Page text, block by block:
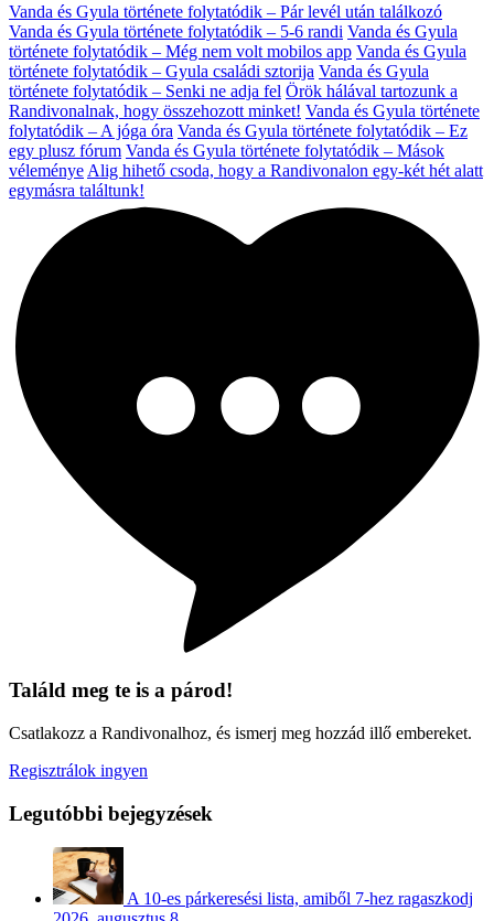
Vanda és Gyula története folytatódik – Pár levél után találkozó
Vanda és Gyula története folytatódik – 5-6 randi Vanda és Gyula
története folytatódik – Még nem volt mobilos app Vanda és Gyula
története folytatódik – Gyula családi sztorija Vanda és Gyula
története folytatódik – Senki ne adja fel Örök hálával tartozunk a
Randivonalnak, hogy összehozott minket! Vanda és Gyula története
folytatódik – A jóga óra Vanda és Gyula története folytatódik – Ez
egy plusz fórum Vanda és Gyula története folytatódik – Mások
véleménye Alig hihető csoda, hogy a Randivonalon egy-két hét alatt
egymásra találtunk!
Találd meg te is a párod!
Csatlakozz a Randivonalhoz, és ismerj meg hozzád illő embereket.
Regisztrálok ingyen
Legutóbbi bejegyzések
A 10-es párkeresési lista, amiből 7-hez ragaszkodj